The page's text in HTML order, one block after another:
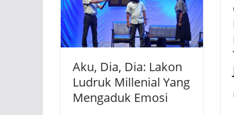
Aku, Dia, Dia: Lakon
Ludruk Millenial Yang
Mengaduk Emosi